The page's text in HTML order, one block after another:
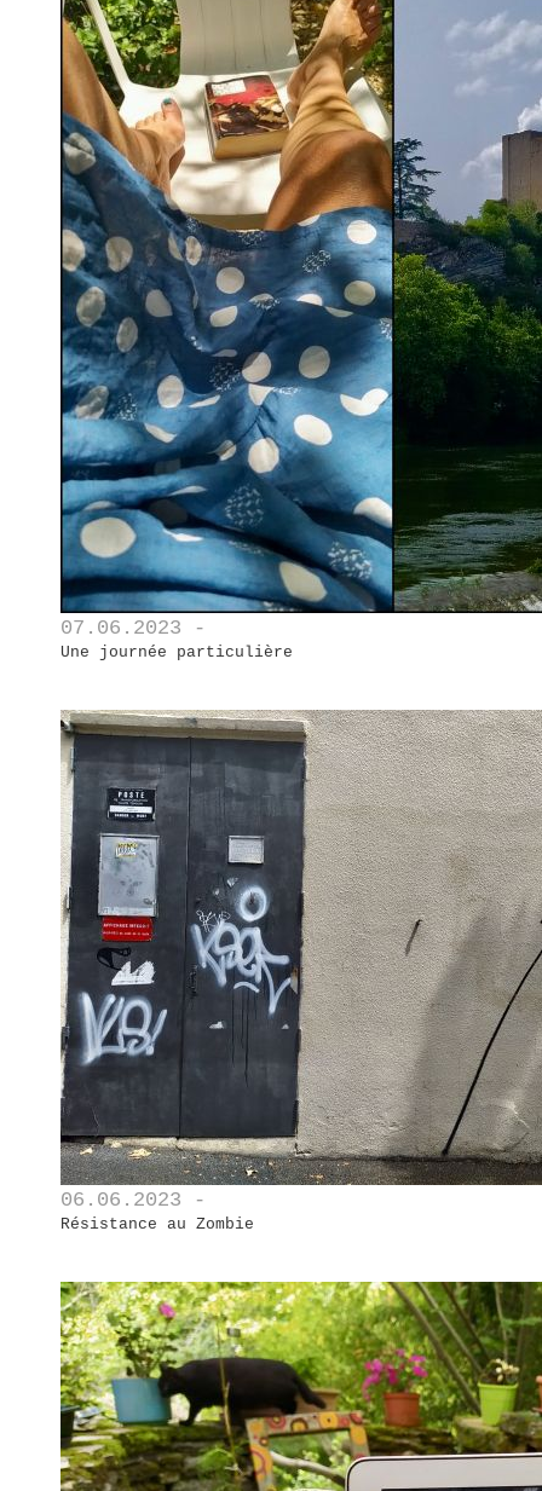
07.06.2023 -
Une journée particulière
06.06.2023 -
Résistance au Zombie